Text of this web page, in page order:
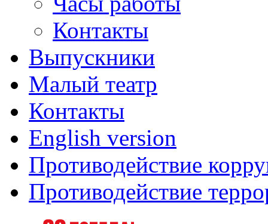
Контакты
Выпускники
Малый театр
Контакты
English version
Противодействие
Противодействие